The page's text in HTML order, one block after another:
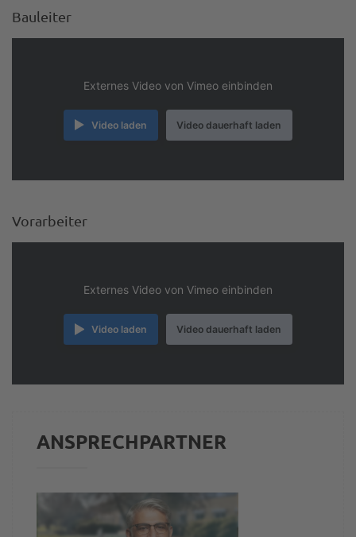
Bauleiter
Externes Video von Vimeo einbinden
Video laden Video dauerhaft laden
Vorarbeiter
Externes Video von Vimeo einbinden
Video laden Video dauerhaft laden
ANSPRECHPARTNER